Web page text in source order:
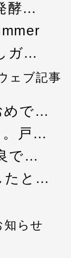
酵…
ガ…
ェブ記事
めで…
。戸…
で…
たと…
知らせ